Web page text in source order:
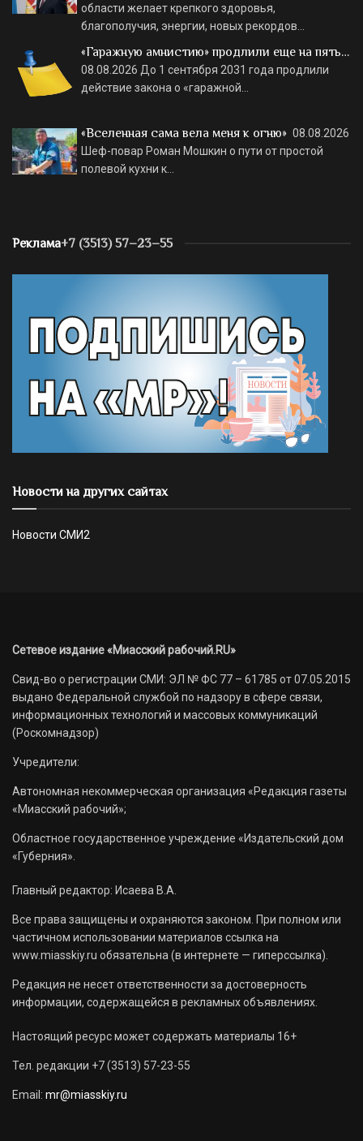
области желает крепкого здоровья,
благополучия, энергии, новых рекордов…
«Гаражную амнистию» продлили еще на пять…
08.08.2026 До 1 сентября 2031 года продлили
действие закона о «гаражной…
«Вселенная сама вела меня к огню» 08.08.2026
Шеф-повар Роман Мошкин о пути от простой
полевой кухни к…
Реклама+7 (3513) 57–23–55
Новости на других сайтах
Новости СМИ2
Сетевое издание «Миасский рабочий.RU»
Свид-во о регистрации СМИ: ЭЛ № ФС 77 – 61785 от 07.05.2015
выдано Федеральной службой по надзору в сфере связи,
информационных технологий и массовых коммуникаций
(Роскомнадзор)
Учредители:
Автономная некоммерческая организация «Редакция газеты
«Миасский рабочий»;
Областное государственное учреждение «Издательский дом
«Губерния».
Главный редактор: Исаева В.А.
Все права защищены и охраняются законом. При полном или
частичном использовании материалов ссылка на
www.miasskiy.ru обязательна (в интернете — гиперссылка).
Редакция не несет ответственности за достоверность
информации, содержащейся в рекламных объявлениях.
Настоящий ресурс может содержать материалы 16+
Тел. редакции +7 (3513) 57-23-55
Email: mr@miasskiy.ru